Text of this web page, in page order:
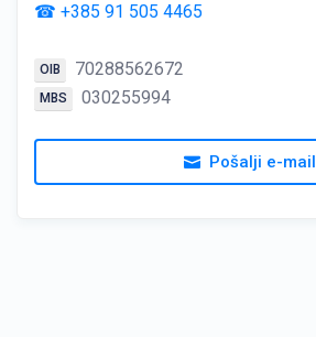
☎ +385 91 505 4465
OIB 70288562672
MBS 030255994
Pošalji e-mail